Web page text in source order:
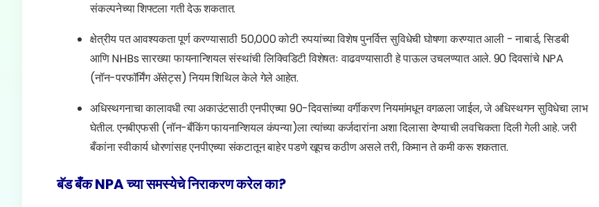
संकल्पनेच्या शिफ्टला गती देऊ शकतात.
क्षेत्रीय पत आवश्यकता पूर्ण करण्यासाठी 50,000 कोटी रुपयांच्या विशेष पुनर्वित्त सुविधेची घोषणा करण्यात आली - नाबार्ड, सिडबी
आणि NHBs सारख्या फायनान्शियल संस्थांची लिक्विडिटी विशेषतः वाढवण्यासाठी हे पाऊल उचलण्यात आले. 90 दिवसांचे NPA
(नॉन-परफॉर्मिंग ॲसेट्स) नियम शिथिल केले गेले आहेत.
अधिस्थगनाचा कालावधी त्या अकाउंटसाठी एनपीएच्या 90-दिवसांच्या वर्गीकरण नियमांमधून वगळला जाईल, जे अधिस्थगन सुविधेचा लाभ
घेतील. एनबीएफसी (नॉन-बँकिंग फायनान्शियल कंपन्या)ला त्यांच्या कर्जदारांना अशा दिलासा देण्याची लवचिकता दिली गेली आहे. जरी
बँकांना स्वीकार्य धोरणांसह एनपीएच्या संकटातून बाहेर पडणे खूपच कठीण असले तरी, किमान ते कमी करू शकतात.
बॅड बँक NPA च्या समस्येचे निराकरण करेल का?